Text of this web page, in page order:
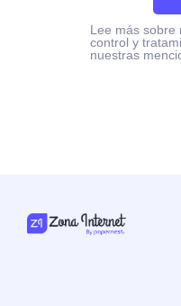
Lee más sobre
control y
nuestras